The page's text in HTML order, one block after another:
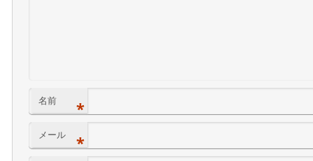
名前 *
メール *